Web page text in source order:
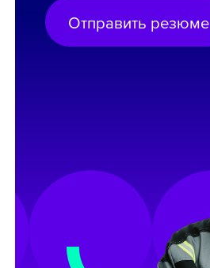
Отправить резюме